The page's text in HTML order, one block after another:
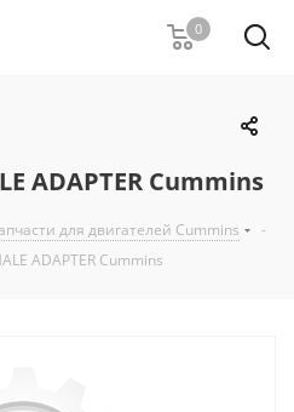
0
ADAPTER Cummins
для двигателей Cummins
-
ADAPTER Cummins